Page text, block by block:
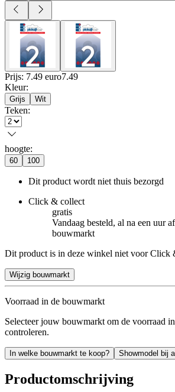
Prijs: 7.49 euro7.49
Kleur:
Grijs Wit
Teken:
hoogte:
60 100
Dit product wordt niet thuis bezorgd
Click & collect
gratis
Vandaag besteld, al na een uur
bouwmarkt
Dit product is in deze winkel niet voor Click
Wijzig bouwmarkt
Voorraad in de bouwmarkt
Selecteer jouw bouwmarkt om de voorraad
controleren.
In welke bouwmarkt te koop? Showmodel bij
Productomschrijving